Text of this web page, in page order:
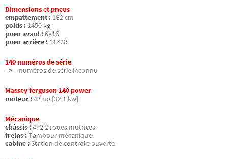
Dimensions et pneus
empattement : 182 cm
poids : 1450 kg
pneu avant :6×16
pneu arrière : 11×28
140 numéros de série
–>– numéros de série inconnu
Massey ferguson 140 power
moteur :43 hp [32.1 kw]
Mécanique
châssis :4×2 2 roues motrices
freins :Tambour mécanique
cabine : Station de contrôle ouverte